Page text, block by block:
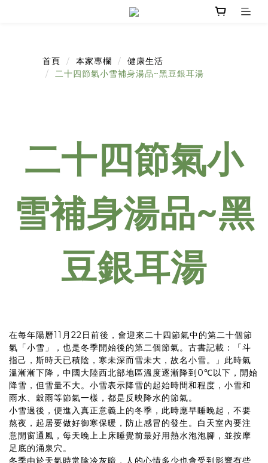
首頁 本家專欄
健康生活
二十四節氣小雪補身湯品~黑豆銀耳湯
二十四節氣小
雪補身湯品~黑
豆銀耳湯
在每年陽曆11月22日前後，會迎來二十四節氣中的第二十個節
氣「小雪」，也是冬季開始後的第二個節氣。古書記載：「斗
指己，斯時天已積陰，寒未深而雪未大，故名小雪。」此時氣
溫漸漸下降，中國大陸西北部地區溫度逐漸降到0℃以下，開始
降雪，但雪量不大。小雪表示降雪的起始時間和程度，小雪和
雨水、穀雨等節氣一樣，都是反映降水的節氣。
小雪過後，便進入真正意義上的冬季，此時應早睡晚起，不要
熬夜，起居要做好御寒保暖，防止感冒的發生。白天室內要注
意開窗通風，每天晚上上床睡覺前最好用熱水泡泡腳，並按摩
足底的涌泉穴。